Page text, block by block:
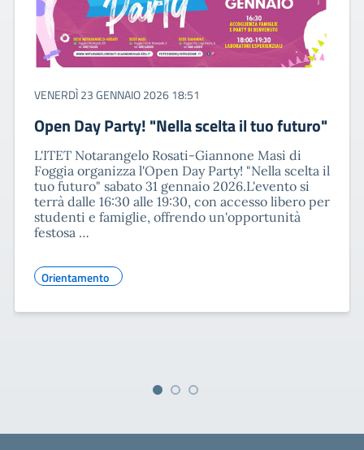
VENERDÌ 23 GENNAIO 2026 18:51
Open Day Party! "Nella scelta il tuo futuro"
L'ITET Notarangelo Rosati-Giannone Masi di
Foggia organizza l'Open Day Party! "Nella scelta il
tuo futuro" sabato 31 gennaio 2026.​L'evento si
terrà dalle 16:30 alle 19:30, con accesso libero per
studenti e famiglie, offrendo un'opportunità
festosa …
Orientamento